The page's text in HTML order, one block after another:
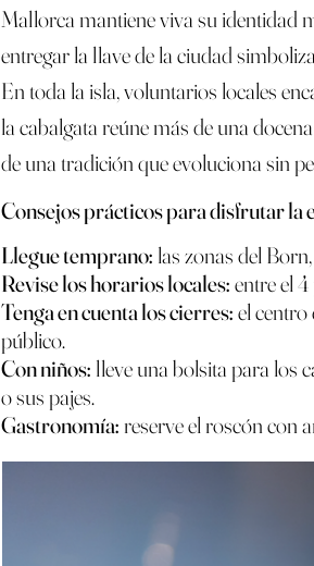
Mallorca mantiene viva su identidad
entregar la llave de la ciudad
En toda la isla, voluntarios locales
la cabalgata reúne más de una
de una tradición que evoluciona sin
Consejos prácticos para disfrutar la
Llegue temprano: las zonas del
Revise los horarios locales:entre el
Tenga en cuenta los cierres:el centro
público.
Con niños: lleve una bolsita para los
o sus pajes.
Gastronomía:reserve el roscón con